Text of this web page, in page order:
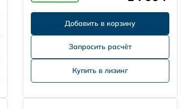
Запросить расчёт
Купить в лизинг